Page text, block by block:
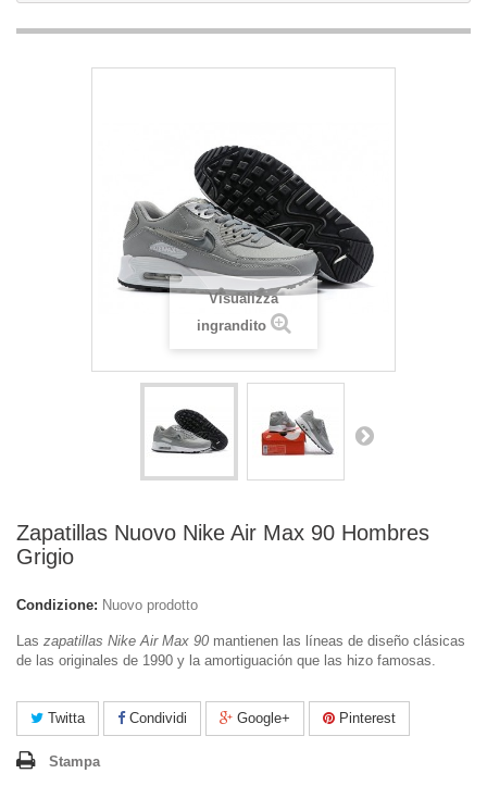
Visualizza
ingrandito
Zapatillas Nuovo Nike Air Max 90 Hombres
Grigio
Condizione: Nuovo prodotto
Las zapatillas Nike Air Max 90 mantienen las líneas de diseño clásicas
de las originales de 1990 y la amortiguación que las hizo famosas.
Twitta Condividi Google+ Pinterest
Stampa